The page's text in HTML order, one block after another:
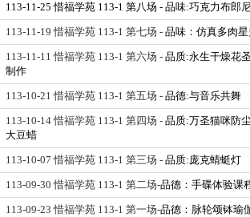
113-11-25 惜福学苑 113-1 第八场 - 品味:巧克力布郎
113-11-19 惜福学苑 113-1 第七场 - 品味：仿真多肉星
113-11-11 惜福学苑 113-1 第六场 - 品质:永生干燥花
制作
113-10-21 惜福学苑 113-1 第五场 - 品德:与音乐共舞
113-10-14 惜福学苑 113-1 第四场 - 品质:万圣猫咪防
大豆蜡
113-10-07 惜福学苑 113-1 第三场 - 品质:庞克蜻蜓灯
113-09-30 惜福学苑 113-1 第二场-品德：手碟体验课
113-09-23 惜福学苑 113-1 第一场-品德：脉轮颂钵瑜